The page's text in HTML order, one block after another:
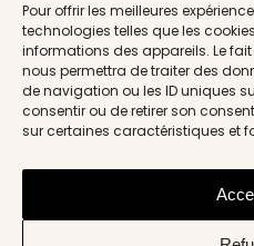
Pour offrir les meilleures
technologies telles que les
informations des appareils. Le
nous permettra de traiter des
de navigation ou les ID uniques
consentir ou de retirer son
sur certaines caractéristiques et